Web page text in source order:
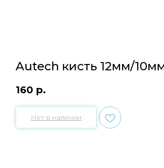
Autech кисть 12мм/
160 р.
Нет в наличии